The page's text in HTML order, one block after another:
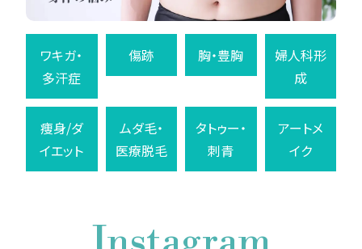
ワキガ・
多汗症
傷跡 胸・豊胸
婦人科形
成
痩身/ダ
イエット
ムダ毛・
医療脱毛
タトゥー・
刺青
アートメ
イク